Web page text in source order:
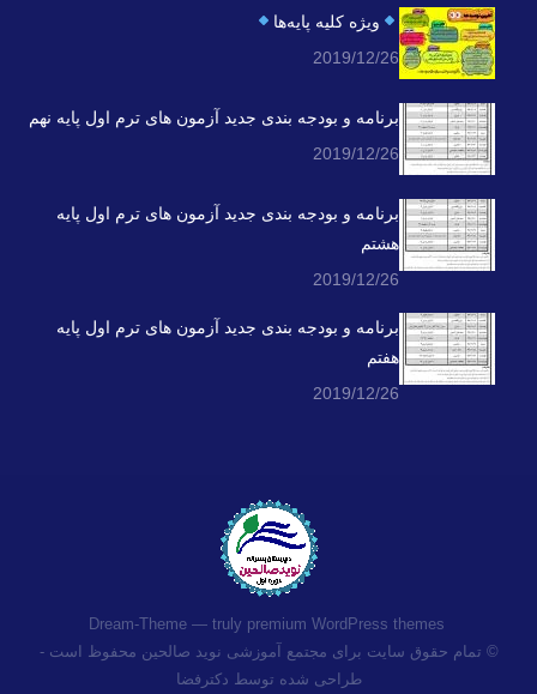
برگه
در
پنجره
جدید
برگه
در
پنجره
جدید
برگه
در
پنجره
جدید
ویژه کلیه پایه‌ها
2019/12/26
برنامه و بودجه بندی جدید آزمون های ترم اول پایه نهم
2019/12/26
برنامه و بودجه بندی جدید آزمون های ترم اول پایه
هشتم
2019/12/26
برنامه و بودجه بندی جدید آزمون های ترم اول پایه
هفتم
2019/12/26
premium WordPress themes
© تمام حقوق سایت برای مجتمع آموزشی نوید صالحین محفوظ است -
طراحی شده توسط دکترفضا